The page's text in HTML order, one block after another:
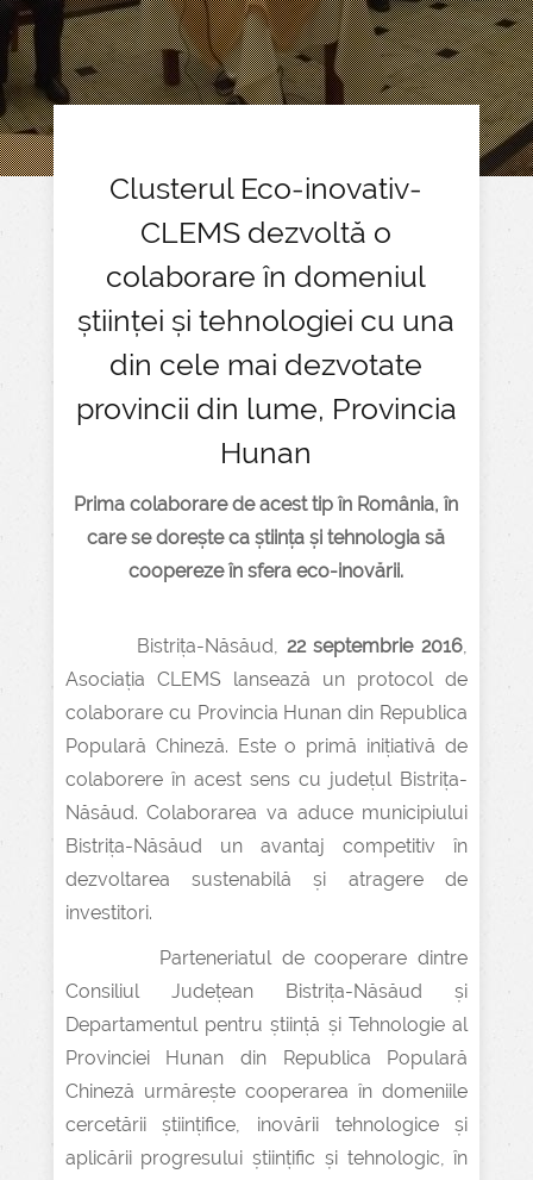
Clusterul Eco-inovativ-
CLEMS dezvoltă o
colaborare în domeniul
științei și tehnologiei cu una
din cele mai dezvotate
provincii din lume, Provincia
Hunan
Prima colaborare de acest tip în România, în
care se dorește ca știința și tehnologia să
coopereze în sfera eco-inovării.
Bistrița-Năsăud, 22 septembrie 2016,
Asociația CLEMS lansează un protocol de
colaborare cu Provincia Hunan din Republica
Populară Chineză. Este o primă inițiativă de
colaborere în acest sens cu județul Bistrița-
Năsăud. Colaborarea va aduce municipiului
Bistrița-Năsăud un avantaj competitiv în
dezvoltarea sustenabilă și atragere de
investitori.
Parteneriatul de cooperare dintre
Consiliul Județean Bistrița-Năsăud și
Departamentul pentru știință și Tehnologie al
Provinciei Hunan din Republica Populară
Chineză urmărește cooperarea în domeniile
cercetării științifice, inovării tehnologice și
aplicării progresului științific și tehnologic, în